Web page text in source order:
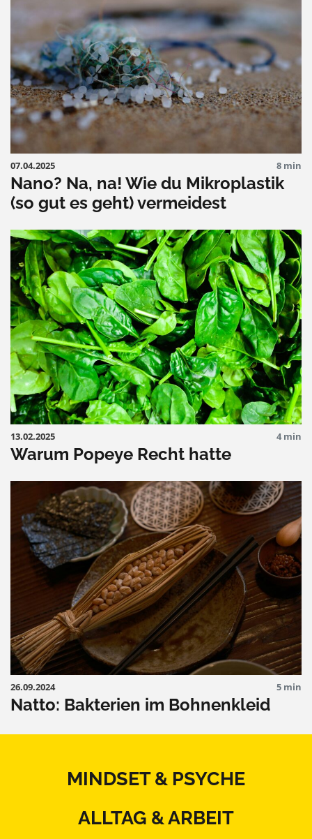
07.04.2025 8 min
Nano? Na, na! Wie du Mikroplastik
(so gut es geht) vermeidest
13.02.2025 4 min
Warum Popeye Recht hatte
26.09.2024 5 min
Natto: Bakterien im Bohnenkleid
MINDSET & PSYCHE
ALLTAG & ARBEIT